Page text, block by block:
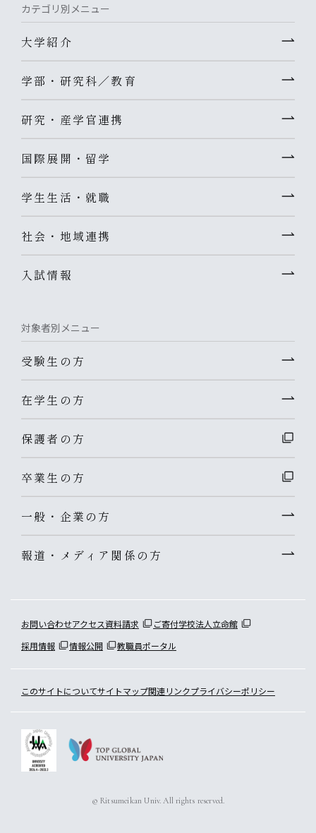
カテゴリ別メニュー
大学紹介
学部・研究科／教育
研究・産学官連携
国際展開・留学
学生生活・就職
社会・地域連携
入試情報
対象者別メニュー
受験生の方
在学生の方
保護者の方
卒業生の方
一般・企業の方
報道・メディア関係の方
お問い合わせアクセス資料請求 ご寄付学校法人立命館
採用情報
情報公開 教職員ポータル
このサイトについてサイトマップ関連リンクプライバシーポリシー
© Ritsumeikan Univ. All rights reserved.